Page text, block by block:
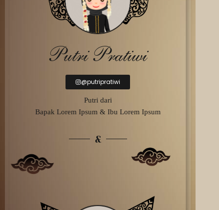
Putri Pratiwi
@putripratiwi
Putri dari
Bapak Lorem Ipsum & Ibu Lorem Ipsum
&